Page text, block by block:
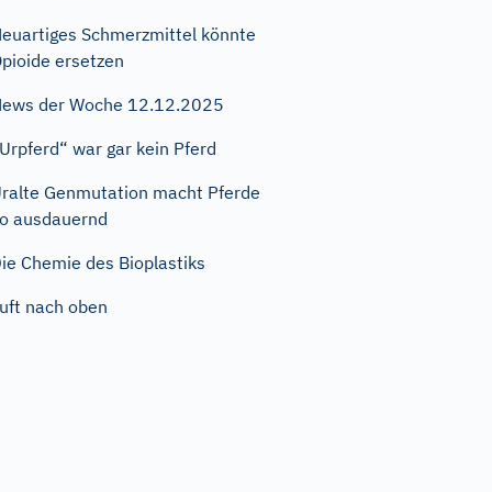
Schmerzmittel könnte
ersetzen
der Woche 12.12.2025
war gar kein Pferd
Genmutation macht Pferde
ausdauernd
Chemie des Bioplastiks
nach oben